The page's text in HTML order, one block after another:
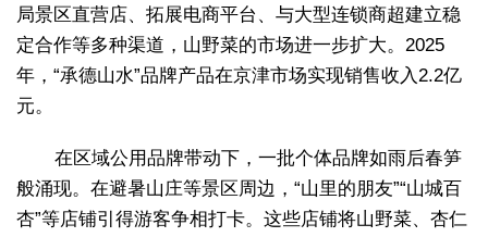
局景区直营店、拓展电商平台、与大型连锁商超建立稳
定合作等多种渠道，山野菜的市场进一步扩大。2025
年，“承德山水”品牌产品在京津市场实现销售收入2.2亿
元。
在区域公用品牌带动下，一批个体品牌如雨后春笋
般涌现。在避暑山庄等景区周边，“山里的朋友”“山城百
杏”等店铺引得游客争相打卡。这些店铺将山野菜、杏仁